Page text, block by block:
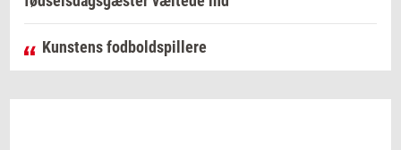
Kunstens fodboldspillere